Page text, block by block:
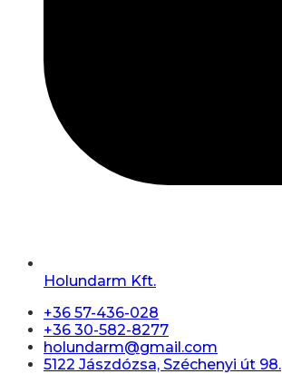
Holundarm Kft.
+36 57-436-028
+36 30-582-8277
holundarm@gmail.com
5122 Jászdózsa, Széchenyi út 98.